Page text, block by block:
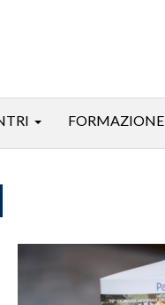
FORMAZIONE